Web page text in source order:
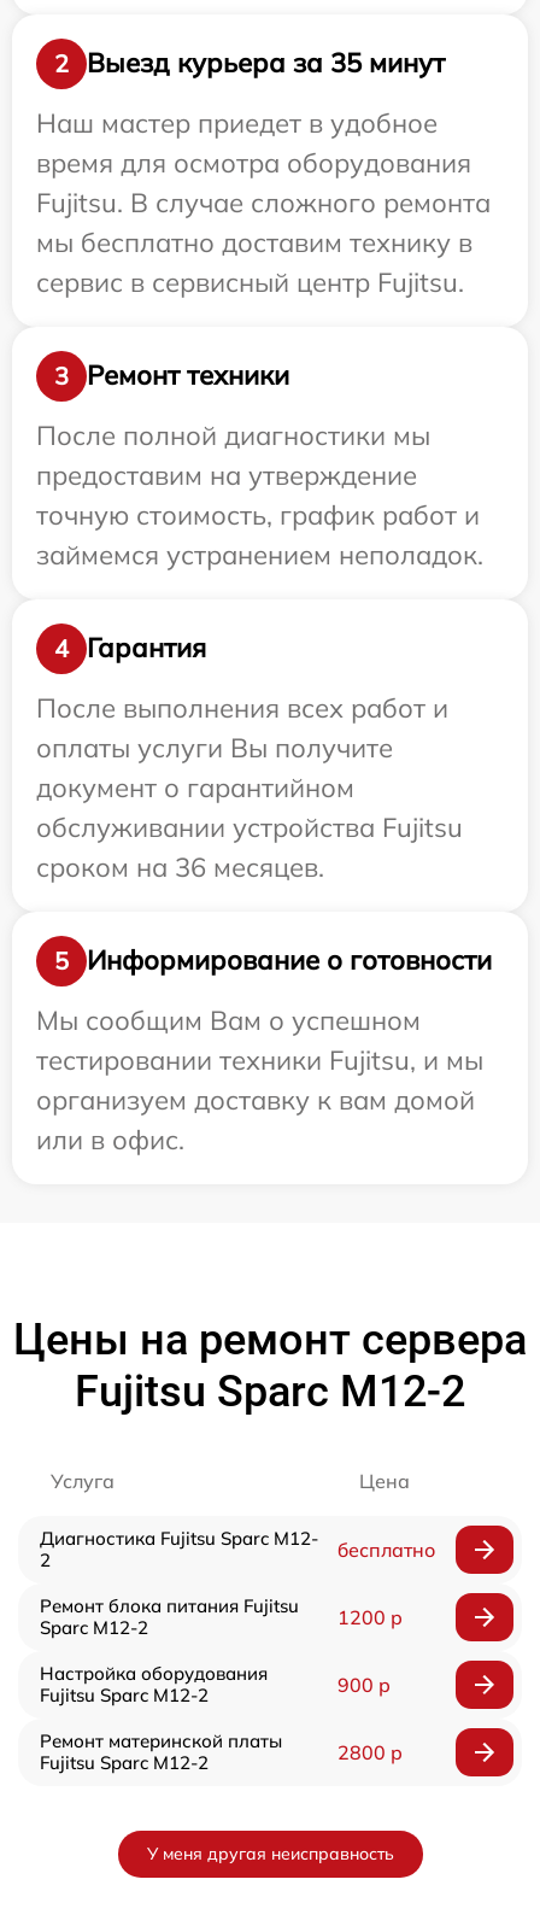
2
Выезд курьера за 35 минут
Наш мастер приедет в удобное
время для осмотра оборудования
Fujitsu. В случае сложного ремонта
мы бесплатно доставим технику в
сервис в сервисный центр Fujitsu.
3
Ремонт техники
После полной диагностики мы
предоставим на утверждение
точную стоимость, график работ и
займемся устранением неполадок.
4
Гарантия
После выполнения всех работ и
оплаты услуги Вы получите
документ о гарантийном
обслуживании устройства Fujitsu
сроком на 36 месяцев.
5
Информирование о готовности
Мы сообщим Вам о успешном
тестировании техники Fujitsu, и мы
организуем доставку к вам домой
или в офис.
Цены на ремонт сервера
Fujitsu Sparc M12-2
Услуга Цена
Диагностика Fujitsu Sparc M12-
2
бесплатно
Ремонт блока питания Fujitsu
Sparc M12-2
1200 р
Настройка оборудования
Fujitsu Sparc M12-2
900 р
Ремонт материнской платы
Fujitsu Sparc M12-2
2800 р
У меня другая неисправность